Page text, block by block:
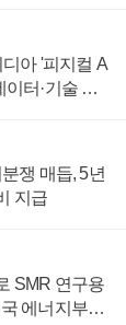
아 '피지컬 A
이터·기술 결
쟁 매듭, 5년
지급
SMR 연구용
에너지부